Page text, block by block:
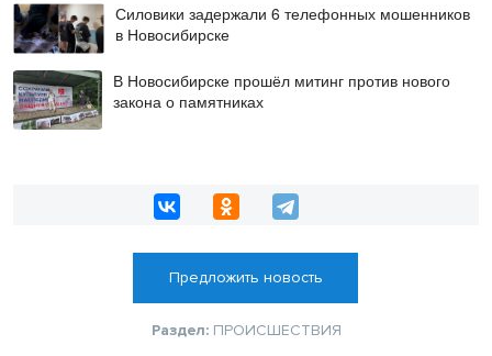
Силовики задержали 6 телефонных мошенников
в Новосибирске
В Новосибирске прошёл митинг против нового
закона о памятниках
Предложить новость
Раздел: ПРОИСШЕСТВИЯ